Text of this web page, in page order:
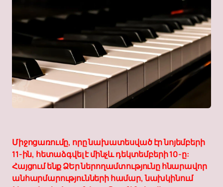
Միջոցառումը, որը նախատեսված էր նոյեմբերի
11-ին, հետաձգվել է մինչև դեկտեմբերի 10-ը:
Հայցում ենք ՁԵր ներողամտությունը հնարավոր
անհարմարությունների համար, նախկինում